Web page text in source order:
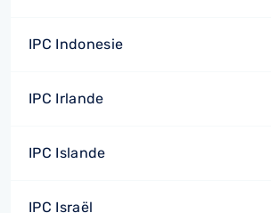
IPC Indonesie
IPC Irlande
IPC Islande
IPC Israël